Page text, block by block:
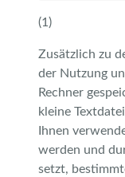
(1)
Zusätzlich zu
der Nutzung
Rechner
kleine
Ihnen
werden und
setzt,